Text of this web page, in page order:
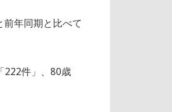
年同期と比べて
222件」、80歳